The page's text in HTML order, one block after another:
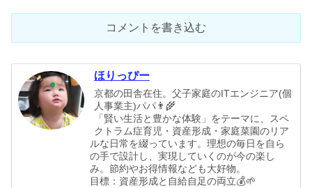
コメントを書き込む
ほりっぴー
京都の田舎在住。父子家庭のITエンジニア(個
人事業主)パパ👨‍🌾
「賢い生活と豊かな体験」をテーマに、スペ
クトラム症育児・資産形成・家庭菜園のリア
ルな日常を綴っています。理想の毎日を自ら
の手で設計し、実現していくのが今の楽し
み。節約やお得情報なども大好物。
目標：資産形成と自給自足の両立💰🌱